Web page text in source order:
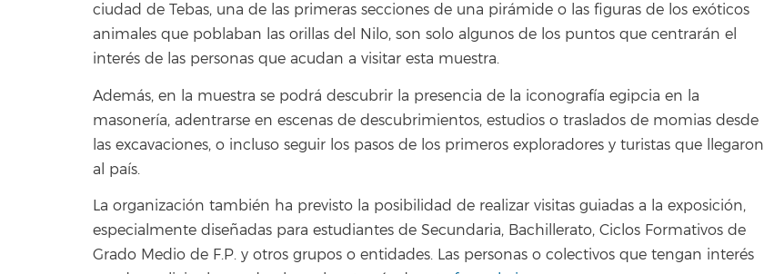
ciudad de Tebas, una de las primeras secciones de una pirámide o las figuras de los exóticos
animales que poblaban las orillas del Nilo, son solo algunos de los puntos que centrarán el
interés de las personas que acudan a visitar esta muestra.
Además, en la muestra se podrá descubrir la presencia de la iconografía egipcia en la
masonería, adentrarse en escenas de descubrimientos, estudios o traslados de momias desde
las excavaciones, o incluso seguir los pasos de los primeros exploradores y turistas que llegaron
al país.
La organización también ha previsto la posibilidad de realizar visitas guiadas a la exposición,
especialmente diseñadas para estudiantes de Secundaria, Bachillerato, Ciclos Formativos de
Grado Medio de F.P. y otros grupos o entidades. Las personas o colectivos que tengan interés